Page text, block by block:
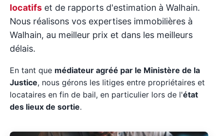
locatifs et de rapports d'estimation à Walhain.
Nous réalisons vos expertises immobilières à
Walhain, au meilleur prix et dans les meilleurs
délais.
En tant que médiateur agréé par le Ministère de la
Justice, nous gérons les litiges entre propriétaires et
locataires en fin de bail, en particulier lors de l'état
des lieux de sortie.